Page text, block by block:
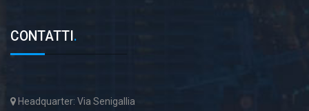
CONTATTI .
Headquarter: Via Senigallia